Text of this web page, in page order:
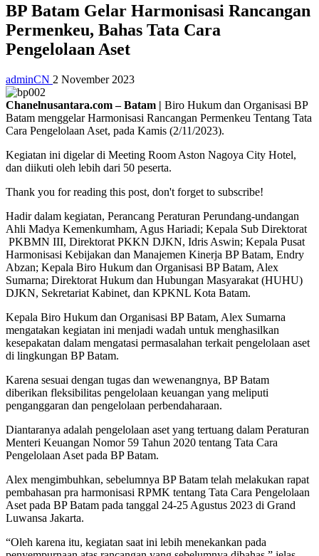
BP Batam Gelar Harmonisasi Rancangan
Permenkeu, Bahas Tata Cara
Pengelolaan Aset
adminCN 2 November 2023
Chanelnusantara.com – Batam | Biro Hukum dan Organisasi BP
Batam menggelar Harmonisasi Rancangan Permenkeu Tentang Tata
Cara Pengelolaan Aset, pada Kamis (2/11/2023).
Kegiatan ini digelar di Meeting Room Aston Nagoya City Hotel,
dan diikuti oleh lebih dari 50 peserta.
Thank you for reading this post, don't forget to subscribe!
Hadir dalam kegiatan, Perancang Peraturan Perundang-undangan
Ahli Madya Kemenkumham, Agus Hariadi; Kepala Sub Direktorat
PKBMN III, Direktorat PKKN DJKN, Idris Aswin; Kepala Pusat
Harmonisasi Kebijakan dan Manajemen Kinerja BP Batam, Endry
Abzan; Kepala Biro Hukum dan Organisasi BP Batam, Alex
Sumarna; Direktorat Hukum dan Hubungan Masyarakat (HUHU)
DJKN, Sekretariat Kabinet, dan KPKNL Kota Batam.
Kepala Biro Hukum dan Organisasi BP Batam, Alex Sumarna
mengatakan kegiatan ini menjadi wadah untuk menghasilkan
kesepakatan dalam mengatasi permasalahan terkait pengelolaan aset
di lingkungan BP Batam.
Karena sesuai dengan tugas dan wewenangnya, BP Batam
diberikan fleksibilitas pengelolaan keuangan yang meliputi
penganggaran dan pengelolaan perbendaharaan.
Diantaranya adalah pengelolaan aset yang tertuang dalam Peraturan
Menteri Keuangan Nomor 59 Tahun 2020 tentang Tata Cara
Pengelolaan Aset pada BP Batam.
Alex mengimbuhkan, sebelumnya BP Batam telah melakukan rapat
pembahasan pra harmonisasi RPMK tentang Tata Cara Pengelolaan
Aset pada BP Batam pada tanggal 24-25 Agustus 2023 di Grand
Luwansa Jakarta.
“Oleh karena itu, kegiatan saat ini lebih menekankan pada